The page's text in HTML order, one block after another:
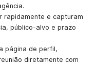
rapidamente e capturam
público-alvo e prazo
página de perfil,
diretamente com